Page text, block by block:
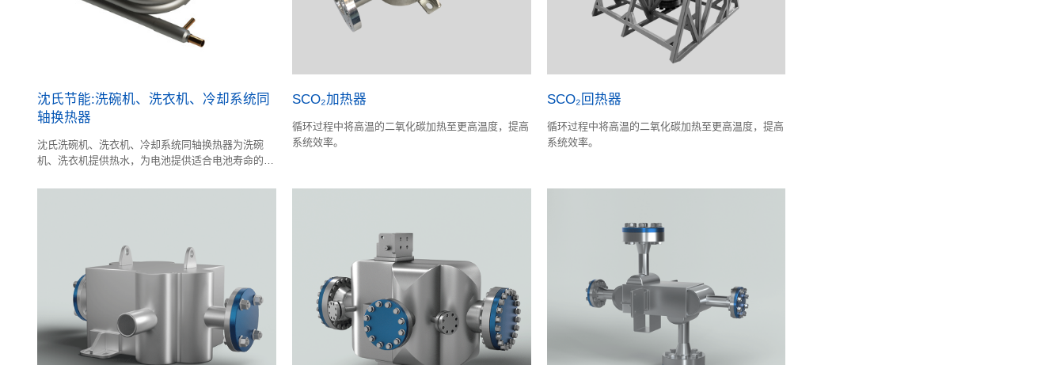
沈氏节能:洗碗机、洗衣机、冷却系统同
轴换热器
沈氏洗碗机、洗衣机、冷却系统同轴换热器为洗碗
机、洗衣机提供热水，为电池提供适合电池寿命的温
SCO₂加热器
循环过程中将高温的二氧化碳加热至更高温度，提高
系统效率。
SCO₂回热器
循环过程中将高温的二氧化碳加热至更高温度，提高
系统效率。